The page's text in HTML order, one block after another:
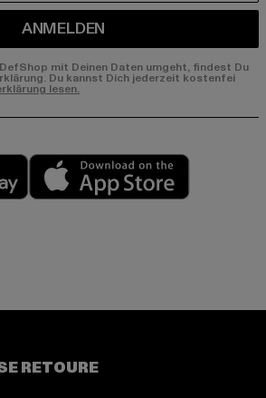
ANMELDEN
mit Deinen Daten umgeht, findest Du
Du kannst Dich jederzeit kostenfei
lesen.
Play market
RETOURE